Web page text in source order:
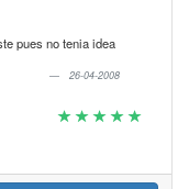
pues no tenia idea
26-04-2008